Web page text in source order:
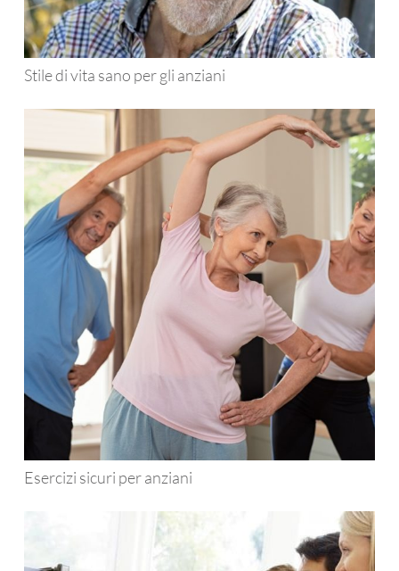
Stile di vita sano per gli anziani
Esercizi sicuri per anziani